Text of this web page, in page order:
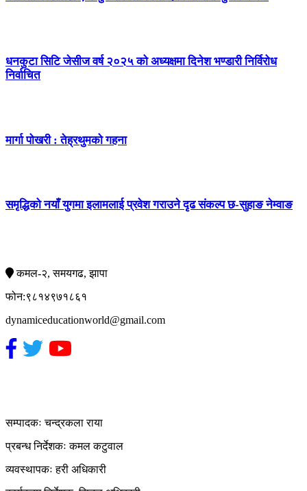
धनकुटा सिटि जेसीज वर्ष २०२५ को अध्यक्षमा दिनेश भण्डारी निर्विरोध
निर्वाचित
मार्गा पोखरी : तेह्रथुमको गहना
समृद्धिको नयाँ युगमा इलामलाई प्रवेश गराउने दृढ संकल्प छ-सुहाङ नेम्वाङ
कमल-२, समयगढ, झापा
फोन:९८१४९७१८६१
dynamiceducationworld@gmail.com
सम्पादकः चन्द्रकला राया
प्रबन्ध निर्देशकः कमल कटुवाल
व्यवस्थापकः हरी अधिकारी